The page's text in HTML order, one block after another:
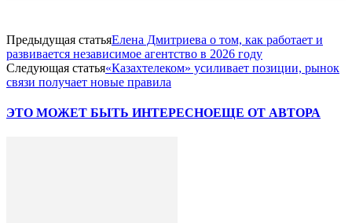
Предыдущая статьяЕлена Дмитриева о том, как работает и
развивается независимое агентство в 2026 году
Следующая статья«Казахтелеком» усиливает позиции, рынок
связи получает новые правила
ЭТО МОЖЕТ БЫТЬ ИНТЕРЕСНОЕЩЕ ОТ АВТОРА